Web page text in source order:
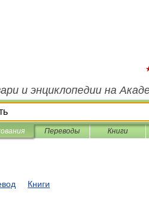
и энциклопедии на
Переводы Книги
Книги